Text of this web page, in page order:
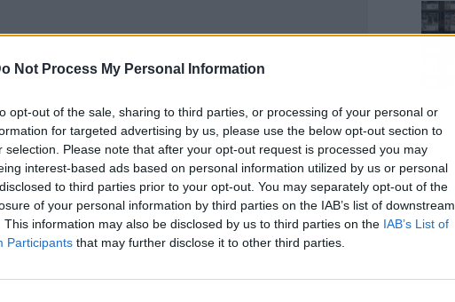
Not Process My Personal Information
opt-out of the sale, sharing to third parties, or processing of your personal or
for targeted advertising by us, please use the below opt-out section to
selection. Please note that after your opt-out request is processed you may
interest-based ads based on personal information utilized by us or personal
to third parties prior to your opt-out. You may separately opt-out of the
of your personal information by third parties on the IAB’s list of downstream
This information may also be disclosed by us to third parties on the IAB’s List of
Participants that may further disclose it to other third parties.